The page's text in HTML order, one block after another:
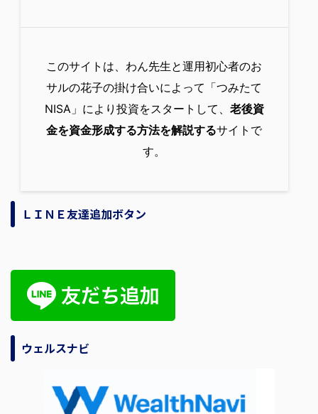
このサイトは、わん先生と運用初心者のお
サルの花子の掛け合いによって「つみたて
NISA」により投資をスタートして、 老後資
金を資金形成する方法を解説するサイトで
す。
ＬＩＮＥ友達追加ボタン
ウェルスナビ